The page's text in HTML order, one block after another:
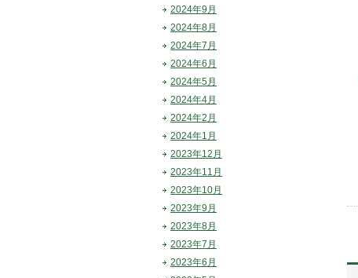
2024年9月
2024年8月
2024年7月
2024年6月
2024年5月
2024年4月
2024年2月
2024年1月
2023年12月
2023年11月
2023年10月
2023年9月
2023年8月
2023年7月
2023年6月